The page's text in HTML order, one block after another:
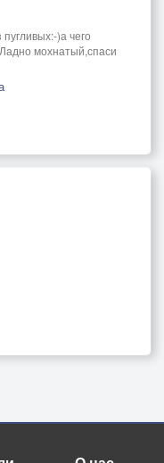
)а чего
мохнатый,спаси